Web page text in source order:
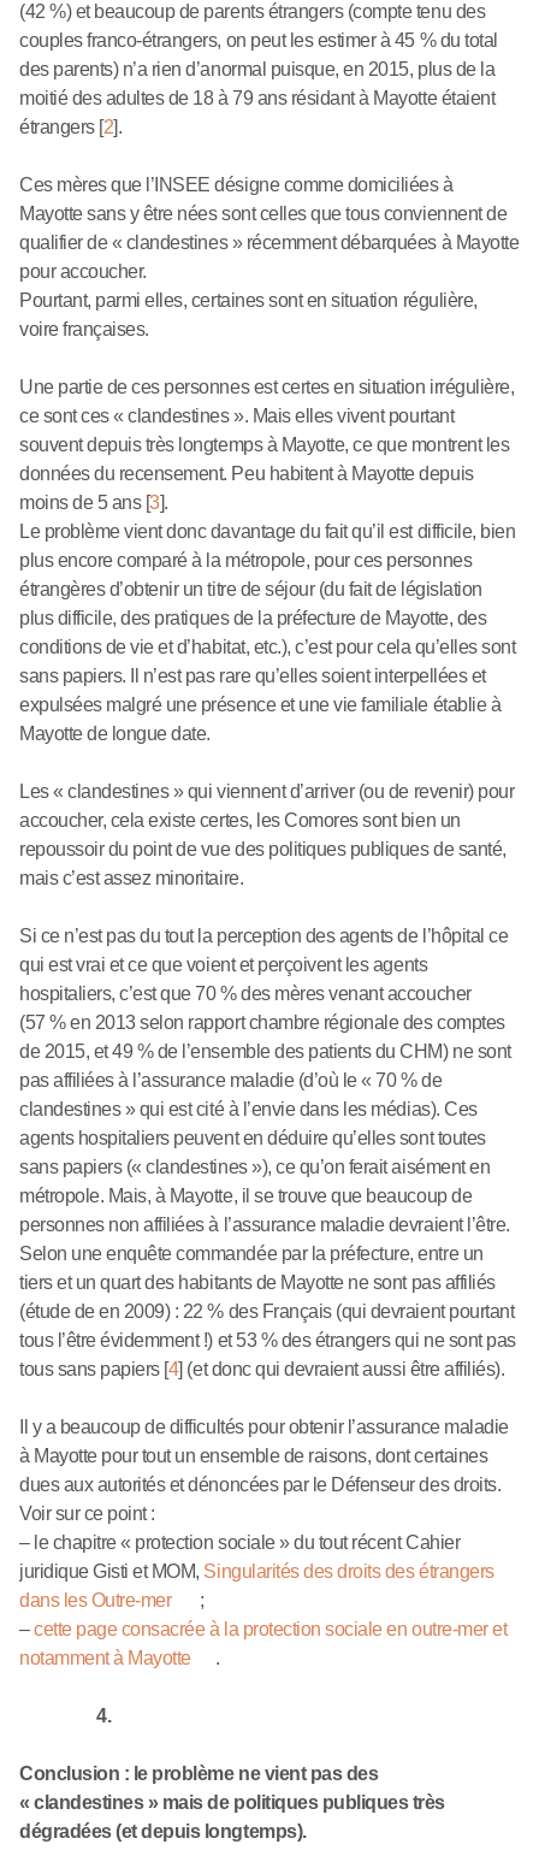
(42 %) et beaucoup de parents étrangers (compte tenu des
couples franco-étrangers, on peut les estimer à 45 % du total
des parents) n’a rien d’anormal puisque, en 2015, plus de la
moitié des adultes de 18 à 79 ans résidant à Mayotte étaient
étrangers[2].
Ces mères que l’INSEE désigne comme domiciliées à
Mayotte sans y être nées sont celles que tous conviennent de
qualifier de « clandestines » récemment débarquées à Mayotte
pour accoucher.
Pourtant, parmi elles, certaines sont en situation régulière,
voire françaises.
Une partie de ces personnes est certes en situation irrégulière,
ce sont ces « clandestines ». Mais elles vivent pourtant
souvent depuis très longtemps à Mayotte, ce que montrent les
données du recensement. Peu habitent à Mayotte depuis
moins de 5 ans[3].
Le problème vient donc davantage du fait qu’il est difficile, bien
plus encore comparé à la métropole, pour ces personnes
étrangères d’obtenir un titre de séjour (du fait de législation
plus difficile, des pratiques de la préfecture de Mayotte, des
conditions de vie et d’habitat, etc.), c’est pour cela qu’elles sont
sans papiers. Il n’est pas rare qu’elles soient interpellées et
expulsées malgré une présence et une vie familiale établie à
Mayotte de longue date.
Les « clandestines » qui viennent d’arriver (ou de revenir) pour
accoucher, cela existe certes, les Comores sont bien un
repoussoir du point de vue des politiques publiques de santé,
mais c’est assez minoritaire.
Si ce n’est pas du tout la perception des agents de l’hôpital ce
qui est vrai et ce que voient et perçoivent les agents
hospitaliers, c’est que 70 % des mères venant accoucher
(57 % en 2013 selon rapport chambre régionale des comptes
de 2015, et 49 % de l’ensemble des patients du CHM) ne sont
pas affiliées à l’assurance maladie (d’où le « 70 % de
clandestines » qui est cité à l’envie dans les médias). Ces
agents hospitaliers peuvent en déduire qu’elles sont toutes
sans papiers (« clandestines »), ce qu’on ferait aisément en
métropole. Mais, à Mayotte, il se trouve que beaucoup de
personnes non affiliées à l’assurance maladie devraient l’être.
Selon une enquête commandée par la préfecture, entre un
tiers et un quart des habitants de Mayotte ne sont pas affiliés
(étude de en 2009) : 22 % des Français (qui devraient pourtant
tous l’être évidemment !) et 53 % des étrangers qui ne sont pas
tous sans papiers[4] (et donc qui devraient aussi être affiliés).
Il y a beaucoup de difficultés pour obtenir l’assurance maladie
à Mayotte pour tout un ensemble de raisons, dont certaines
dues aux autorités et dénoncées par le Défenseur des droits.
Voir sur ce point :
– le chapitre « protection sociale » du tout récent Cahier
juridique Gisti et MOM, Singularités des droits des étrangers
dans les Outre-mer
;
–cette page consacrée à la protection sociale en outre-mer et
notamment à Mayotte
.
4.
Conclusion : le problème ne vient pas des
« clandestines » mais de politiques publiques très
dégradées (et depuis longtemps).